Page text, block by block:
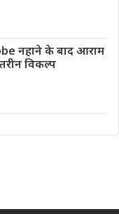
नहाने के बाद आराम
विकल्प